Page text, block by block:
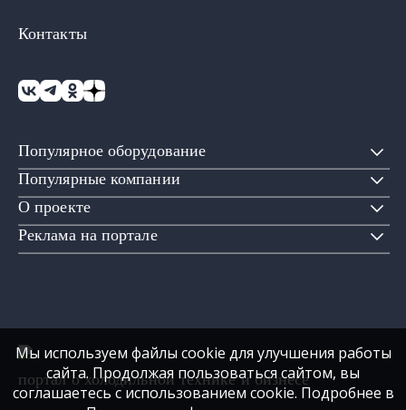
Популярное оборудование
Популярные компании
О проекте
Реклама на портале
Контакты
портал о холодильной технике и бизнесе
Мы используем файлы cookie для улучшения работы
сайта. Продолжая пользоваться сайтом, вы
соглашаетесь с использованием cookie. Подробнее в